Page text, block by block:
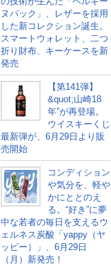
ヌバック」、レザーを採用
した新コレクション誕生。
スマートウォレット、二つ
折り財布、キーケースを新
発売
【第141弾】
&quot;山崎18
年”が再登場。
ウイスキーくじ
最新弾が、6月29日より販
売開始
コンディション
や気分を、軽や
かにととのえ
る。“好き”に夢
中な若者の毎日を支えるウ
ェルネス炭酸「yappy（ヤ
ッピー）」、6月29日
（月）新発売！